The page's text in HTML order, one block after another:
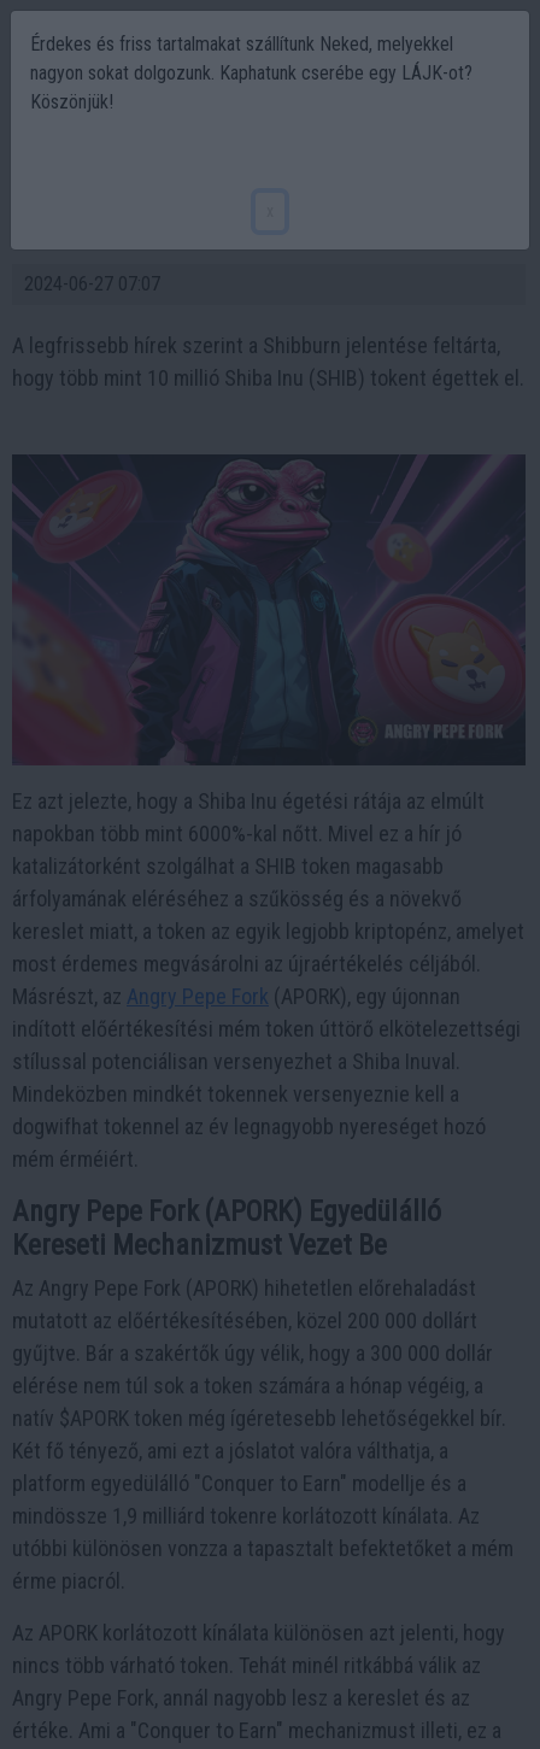
2024-06-27 07:07
A legfrissebb hírek szerint a Shibburn jelentése feltárta,
hogy több mint 10 millió Shiba Inu (SHIB) tokent égettek el.
Ez azt jelezte, hogy a Shiba Inu égetési rátája az elmúlt
napokban több mint 6000%-kal nőtt. Mivel ez a hír jó
katalizátorként szolgálhat a SHIB token magasabb
árfolyamának eléréséhez a szűkösség és a növekvő
kereslet miatt, a token az egyik legjobb kriptopénz, amelyet
most érdemes megvásárolni az újraértékelés céljából.
Másrészt, az Angry Pepe Fork (APORK), egy újonnan
indított előértékesítési mém token úttörő elkötelezettségi
stílussal potenciálisan versenyezhet a Shiba Inuval.
Mindeközben mindkét tokennek versenyeznie kell a
dogwifhat tokennel az év legnagyobb nyereséget hozó
mém érméiért.
Angry Pepe Fork (APORK) Egyedülálló
Kereseti Mechanizmust Vezet Be
Az Angry Pepe Fork (APORK) hihetetlen előrehaladást
mutatott az előértékesítésében, közel 200 000 dollárt
gyűjtve. Bár a szakértők úgy vélik, hogy a 300 000 dollár
elérése nem túl sok a token számára a hónap végéig, a
natív $APORK token még ígéretesebb lehetőségekkel bír.
Két fő tényező, ami ezt a jóslatot valóra válthatja, a
platform egyedülálló "Conquer to Earn" modellje és a
mindössze 1,9 milliárd tokenre korlátozott kínálata. Az
utóbbi különösen vonzza a tapasztalt befektetőket a mém
érme piacról.
Az APORK korlátozott kínálata különösen azt jelenti, hogy
nincs több várható token. Tehát minél ritkábbá válik az
Angry Pepe Fork, annál nagyobb lesz a kereslet és az
értéke. Ami a "Conquer to Earn" mechanizmust illeti, ez a
Érdekes és friss tartalmakat szállítunk Neked, melyekkel
nagyon sokat dolgozunk. Kaphatunk cserébe egy LÁJK-ot?
Köszönjük!